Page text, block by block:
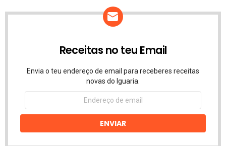
Receitas no teu Email
Envia o teu endereço de email para receberes receitas
novas do Iguaria.
Endereço
email
ENVIAR